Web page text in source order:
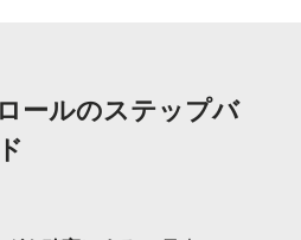
ールのステップバ